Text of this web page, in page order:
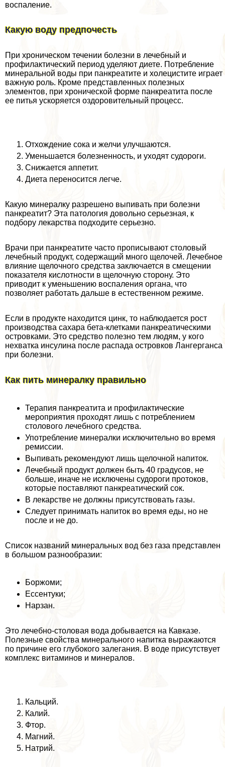
воспаление.
Какую воду предпочесть
При хроническом течении болезни в лечебный и
профилактический период уделяют диете. Потрeбление
минеральной воды при панкреатите и холецистите играет
важную роль. Кроме представленных полезных
элементов, при хронической форме панкреатита после
ее питья ускоряется оздоровительный процесс.
Отхождение сока и желчи улучшаются.
Уменьшается болезненность, и уходят судороги.
Снижается аппетит.
Диета переносится легче.
Какую минералку разрешено выпивать при болезни
панкреатит? Эта патология довольно серьезная, к
подбору лекарства подходите серьезно.
Врачи при панкреатите часто прописывают столовый
лечебный продукт, содержащий много щелочей. Лечебное
влияние щелочного средства заключается в смещении
показателя кислотности в щелочную сторону. Это
приводит к уменьшению воспаления органа, что
позволяет работать дальше в естественном режиме.
Если в продукте находится цинк, то наблюдается рост
производства сахара бета-клетками панкреатическими
островками. Это средство полезно тем людям, у кого
нехватка инсулина после распада островков Лангерганса
при болезни.
Как пить минералку правильно
Терапия панкреатита и профилактические
мероприятия проходят лишь с потрeблением
столового лечебного средства.
Употрeбление минералки исключительно во время
ремиссии.
Выпивать рекомендуют лишь щелочной напиток.
Лечебный продукт должен быть 40 градусов, не
больше, иначе не исключены судороги протоков,
которые поставляют панкреатический сок.
В лекарстве не должны присутствовать газы.
Следует принимать напиток во время еды, но не
после и не до.
Список названий минеральных вод без газа представлен
в большом разнообразии:
Боржоми;
Ессентуки;
Нарзан.
Это лечебно-столовая вода добывается на Кавказе.
Полезные свойства минерального напитка выражаются
по причине его глубокого залегания. В воде присутствует
комплекс витаминов и минералов.
Кальций.
Калий.
Фтор.
Магний.
Натрий.